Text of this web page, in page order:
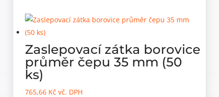
(50
Zaslepovací zátka borovice
průměr čepu 35 mm (50
ks)
765,66 Kč vč. DPH